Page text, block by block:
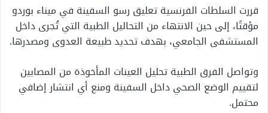
قررت السلطات الفرنسية تعليق رسو السفينة في ميناء بوردو
مؤقتًا، إلى حين الانتهاء من التحاليل الطبية التي تُجرى داخل
المستشفى الجامعي، بهدف تحديد طبيعة العدوى ومصدرها.
وتواصل الفرق الطبية تحليل العينات المأخوذة من المصابين
لتقييم الوضع الصحي داخل السفينة ومنع أي انتشار إضافي
محتمل.